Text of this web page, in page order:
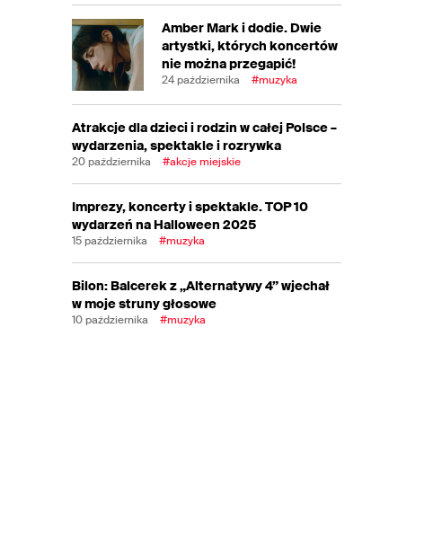
Amber Mark i dodie. Dwie
artystki, których koncertów
nie można przegapić!
24 października #muzyka
Atrakcje dla dzieci i rodzin w całej Polsce –
wydarzenia, spektakle i rozrywka
20 października #akcje miejskie
Imprezy, koncerty i spektakle. TOP 10
wydarzeń na Halloween 2025
15 października #muzyka
Bilon: Balcerek z „Alternatywy 4” wjechał
w moje struny głosowe
10 października #muzyka